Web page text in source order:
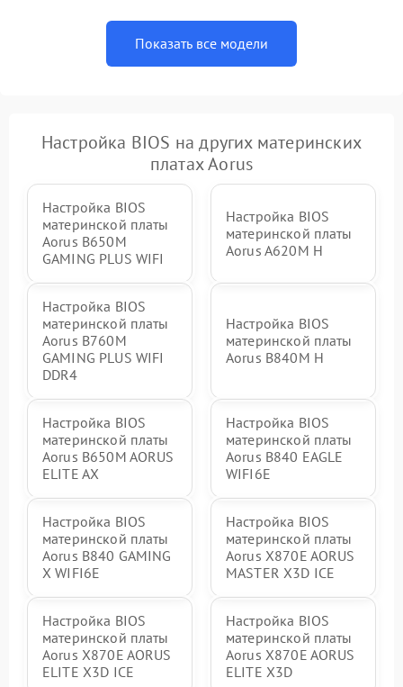
Показать все модели
Настройка BIOS на других материнских
платах Aorus
Настройка BIOS
материнской платы
Aorus B650M
GAMING PLUS WIFI
Настройка BIOS
материнской платы
Aorus A620M H
Настройка BIOS
материнской платы
Aorus B760M
GAMING PLUS WIFI
DDR4
Настройка BIOS
материнской платы
Aorus B840M H
Настройка BIOS
материнской платы
Aorus B650M AORUS
ELITE AX
Настройка BIOS
материнской платы
Aorus B840 EAGLE
WIFI6E
Настройка BIOS
материнской платы
Aorus B840 GAMING
X WIFI6E
Настройка BIOS
материнской платы
Aorus X870E AORUS
MASTER X3D ICE
Настройка BIOS
материнской платы
Aorus X870E AORUS
ELITE X3D ICE
Настройка BIOS
материнской платы
Aorus X870E AORUS
ELITE X3D